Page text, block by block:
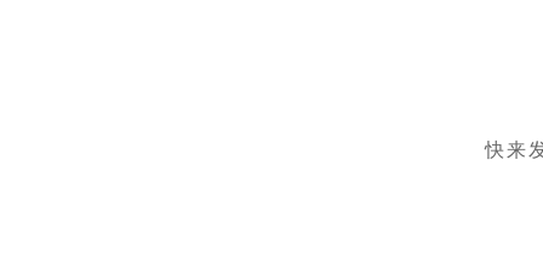
快来